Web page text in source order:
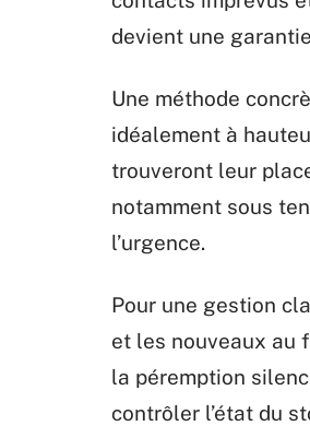
devient une
Une méthode
idéalement à
trouveront leur
notamment sous
l’urgence.
Pour une gestion
et les nouveaux au
la péremption
contrôler l’état du